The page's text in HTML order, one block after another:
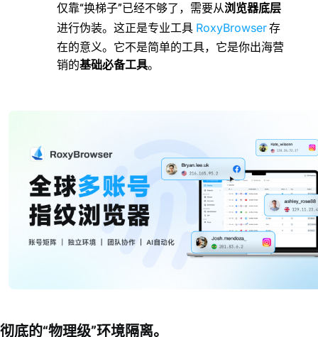
仅靠“换梯子”已经不够了，需要从浏览器底层
进行伪装。这正是专业工具 RoxyBrowser存
在的意义。它不是简单的工具，它是你出海营
销的基础必备工具。
彻底的“物理级”环境隔离。